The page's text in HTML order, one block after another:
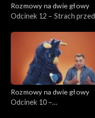
Rozmowy na dwie głowy
Odcinek 12 – Strach przed
Rozmowy na dwie głowy
Odcinek 10 –